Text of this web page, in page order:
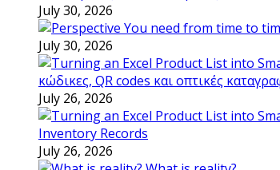
July 30, 2026
You need from time to
July 30, 2026
κώδικες, QR codes και οπτικές
July 26, 2026
Inventory Records
July 26, 2026